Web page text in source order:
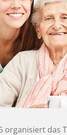
organisiert das